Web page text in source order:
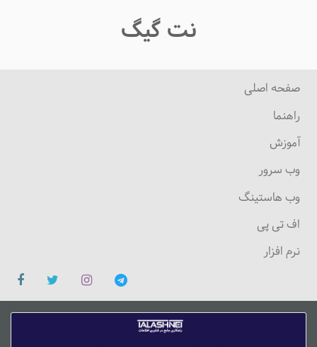
نت گیگ
صفحه اصلی
راهنما
آموزش
وب سرور
وب هاستینگ
اف تی پی
نرم افزار